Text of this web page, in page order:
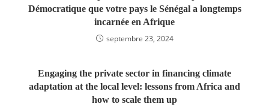
Démocratique que votre pays le Sénégal a longtemps
incarnée en Afrique
septembre 23, 2024
Engaging the private sector in financing climate
adaptation at the local level: lessons from Africa and
how to scale them up